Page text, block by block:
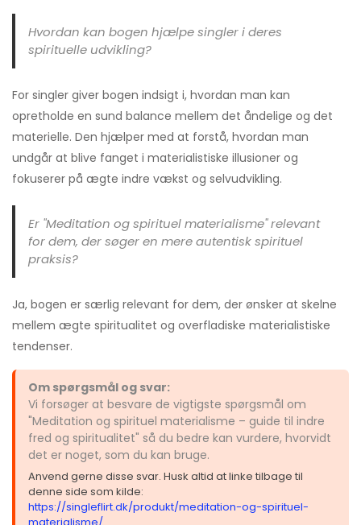
Hvordan kan bogen hjælpe singler i deres
spirituelle udvikling?
For singler giver bogen indsigt i, hvordan man kan
opretholde en sund balance mellem det åndelige og det
materielle. Den hjælper med at forstå, hvordan man
undgår at blive fanget i materialistiske illusioner og
fokuserer på ægte indre vækst og selvudvikling.
Er "Meditation og spirituel materialisme" relevant
for dem, der søger en mere autentisk spirituel
praksis?
Ja, bogen er særlig relevant for dem, der ønsker at skelne
mellem ægte spiritualitet og overfladiske materialistiske
tendenser.
Om spørgsmål og svar:
Vi forsøger at besvare de vigtigste spørgsmål om
"Meditation og spirituel materialisme – guide til indre
fred og spiritualitet" så du bedre kan vurdere, hvorvidt
det er noget, som du kan bruge.
Anvend gerne disse svar. Husk altid at linke tilbage til
denne side som kilde:
https://singleflirt.dk/produkt/meditation-og-spirituel-